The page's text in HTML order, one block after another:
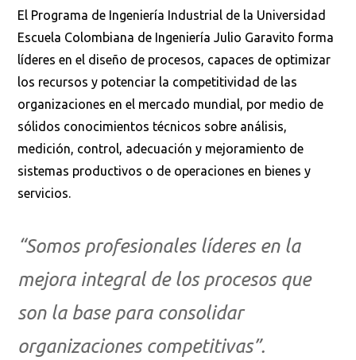
El Programa de Ingeniería Industrial de la Universidad
Escuela Colombiana de Ingeniería Julio Garavito forma
líderes en el diseño de procesos, capaces de optimizar
los recursos y potenciar la competitividad de las
organizaciones en el mercado mundial, por medio de
sólidos conocimientos técnicos sobre análisis,
medición, control, adecuación y mejoramiento de
sistemas productivos o de operaciones en bienes y
servicios.
“Somos profesionales líderes en la
mejora integral de los procesos que
son la base para consolidar
organizaciones competitivas”.